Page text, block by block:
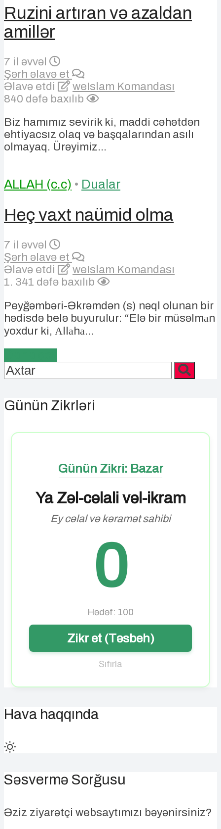
Ruzini artıran və azaldan
amillər
7 il əvvəl
Şərh əlavə et
Əlavə etdi
weIslam Komandası
840 dəfə baxılıb
Biz hamımız sevirik ki, maddi cəhətdən
ehtiyacsız olaq və başqalarından asılı
olmayaq. Ürəyimiz...
ALLAH (c.c) • Dualar
Heç vaxt naümid olma
7 il əvvəl
Şərh əlavə et
Əlavə etdi
weIslam Komandası
1. 341 dəfə baxılıb
Peyğəmbəri-Əkrəmdən (s) nəql olunan bir
hədisdə belə buyurulur: “Elə bir müsəlmаn
yoxdur ki, Аllаhа...
Günün Zikrləri
Günün Zikri: Bazar
Ya Zəl-cəlali vəl-ikram
Ey cəlal və kəramət sahibi
0
Hədəf: 100
Zikr et (Təsbeh)
Sıfırla
Hava haqqında
Səsvermə Sorğusu
Əziz ziyarətçi websaytımızı bəyənirsiniz?